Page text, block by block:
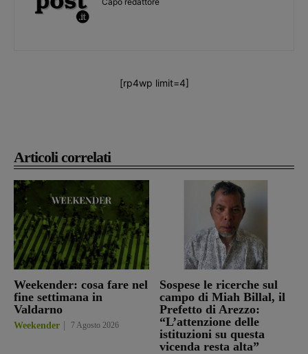
Articoli correlati
Weekender: cosa fare nel
fine settimana in
Valdarno
Weekender 7 Agosto 2026
Sospese le ricerche sul
campo di Miah Billal, il
Prefetto di Arezzo:
“L’attenzione delle
istituzioni su questa
vicenda resta alta”
[rp4wp limit=4]